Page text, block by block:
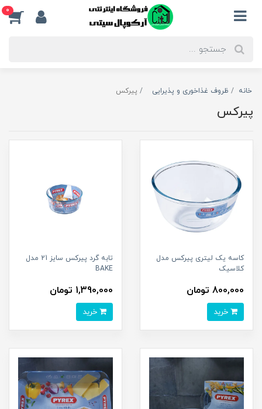
0
خانه ظروف غذاخوری و پذیرایی پیرکس
پیرکس
کاسه یک لیتری پیرکس مدل
کلاسیک
800,000 تومان
تابه گرد پیرکس سایز 21 مدل
BAKE
1,390,000 تومان